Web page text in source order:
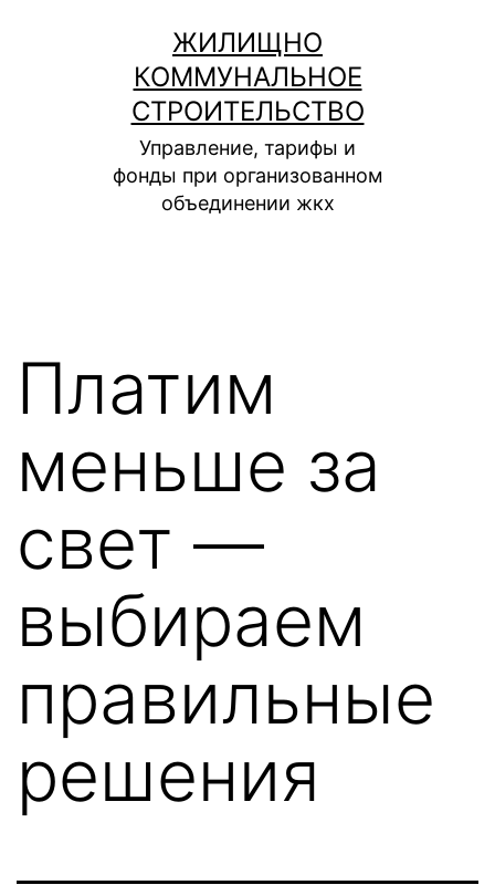
содержимому
ЖИЛИЩНО
КОММУНАЛЬНОЕ
СТРОИТЕЛЬСТВО
Управление, тарифы и
фонды при организованном
объединении жкх
Платим
меньше за
свет —
выбираем
правильные
решения